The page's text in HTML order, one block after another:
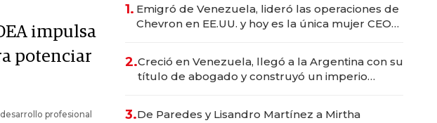
impulsa
potenciar
profesional
1. Emigró de Venezuela, lideró las operaciones de
Chevron en EE.UU. y hoy es la única mujer CEO
2.Creció en Venezuela, llegó a la Argentina con su
título de abogado y construyó un imperio
3.De Paredes y Lisandro Martínez a Mirtha